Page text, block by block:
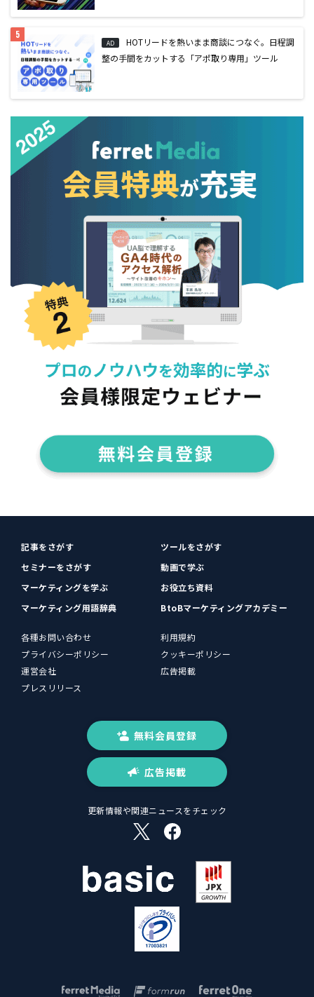
AD
HOTリードを熱いまま商談につなぐ。日程調
整の手間をカットする「アポ取り専用」ツール
記事をさがす
ツールをさがす
セミナーをさがす
動画で学ぶ
マーケティングを学ぶ
お役立ち資料
マーケティング用語辞典
BtoBマーケティングアカデミー
各種お問い合わせ
利用規約
プライバシーポリシー
クッキーポリシー
運営会社
広告掲載
プレスリリース
無料会員登録
広告掲載
更新情報や関連ニュースをチェック